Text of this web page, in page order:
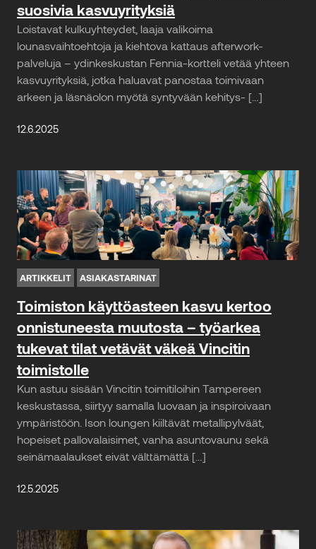
suosivia kasvuyrityksiä
Loistavat kulkuyhteydet, laaja valikoima
lounasvaihtoehtoja ja kiehtova kattaus afterwork-
palveluja – ydinkeskustan Fennia-kortteli vetää yhteen
kasvuyrityksiä, jotka haluavat panostaa toimivaan
arkeen ja läsnäolon myötä syntyvään kehitys- […]
12.6.2025
ARTIKKELIT ASIAKASTARINAT
Toimiston käyttöasteen kasvu kertoo
onnistuneesta muutosta – työarkea
tukevat tilat vetävät väkeä Vincitin
toimistolle
Kun astuu sisään Vincitin toimitiloihin Tampereen
keskustassa, siirtyy samalla luovaan ja inspiroivaan
ympäristöön. Ison loungen kiiltävät metallipylväät,
hopeiset pallovalaisimet, vanha asuntovaunu sekä
seinämaalaukset eivät välttämättä […]
12.5.2025